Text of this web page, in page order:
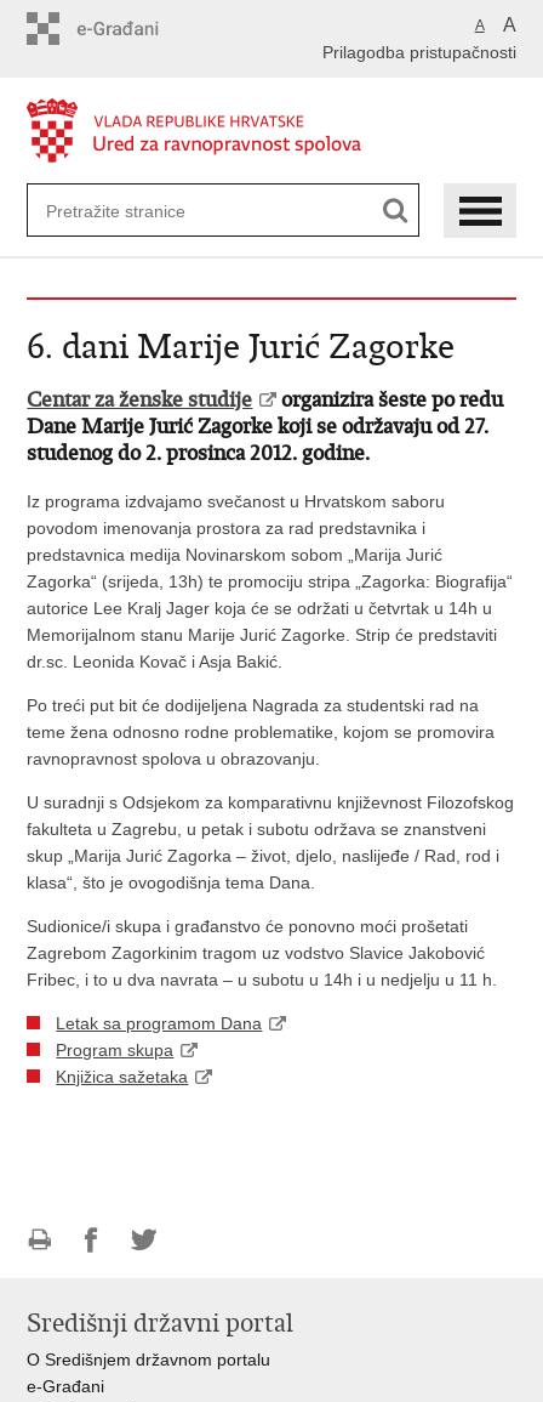
A A
Prilagodba pristupačnosti
6. dani Marije Jurić Zagorke
Centar za ženske studije
organizira šeste po redu
Dane Marije Jurić Zagorke koji se održavaju od 27.
studenog do 2. prosinca 2012. godine.
Iz programa izdvajamo svečanost u Hrvatskom saboru
povodom imenovanja prostora za rad predstavnika i
predstavnica medija Novinarskom sobom „Marija Jurić
Zagorka“ (srijeda, 13h) te promociju stripa „Zagorka: Biografija“
autorice Lee Kralj Jager koja će se održati u četvrtak u 14h u
Memorijalnom stanu Marije Jurić Zagorke. Strip će predstaviti
dr.sc. Leonida Kovač i Asja Bakić.
Po treći put bit će dodijeljena Nagrada za studentski rad na
teme žena odnosno rodne problematike, kojom se promovira
ravnopravnost spolova u obrazovanju.
U suradnji s Odsjekom za komparativnu književnost Filozofskog
fakulteta u Zagrebu, u petak i subotu održava se znanstveni
skup „Marija Jurić Zagorka – život, djelo, naslijeđe / Rad, rod i
klasa“, što je ovogodišnja tema Dana.
Sudionice/i skupa i građanstvo će ponovno moći prošetati
Zagrebom Zagorkinim tragom uz vodstvo Slavice Jakobović
Fribec, i to u dva navrata – u subotu u 14h i u nedjelju u 11 h.
Letak sa programom Dana
Program skupa
Knjižica sažetaka
FacebookuTwitteru
Središnji državni portal
O Središnjem državnom portalu
e-Građani